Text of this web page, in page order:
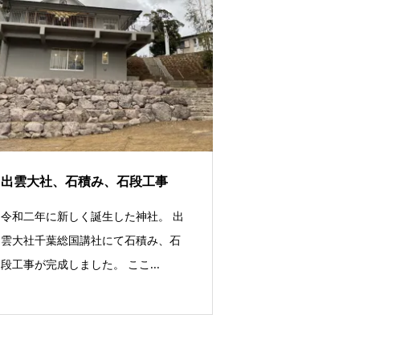
出雲大社、石積み、石段工事
令和二年に新しく誕生した神社。 出
雲大社千葉総国講社にて石積み、石
段工事が完成しました。 ここ...